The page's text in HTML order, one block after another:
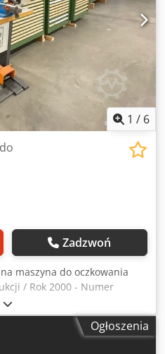
1 / 6
Zadzwoń
maszyna do oczkowania
/ Rok 2000 - Numer
Inspekcja wideo online
Telegram W magazynie
natychmiast -
Azt Ejx Amaewa
Ogłoszenia